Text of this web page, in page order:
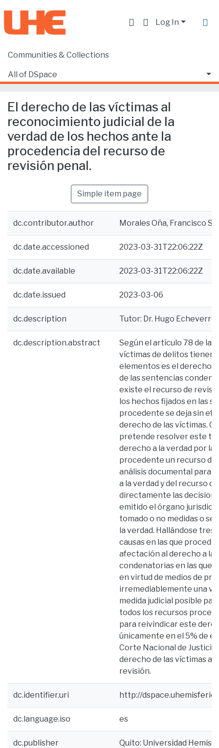
Log In
Communities & Collections
All of DSpace
Home
Facultad de Derecho
El derecho de las víctimas al reconocimiento judicial de la verdad de los hechos ante la procedencia del recurso de revisión penal.
El derecho de las víctimas al
reconocimiento judicial de la
verdad de los hechos ante la
procedencia del recurso de
revisión penal.
Simple item page
dc.contributor.author Morales Oña, Francisco
dc.date.accessioned 2023-03-31T22:06:22Z
dc.date.available 2023-03-31T22:06:22Z
dc.date.issued 2023-03-06
dc.description Tutor: Dr. Hugo
dc.description.abstract
Según el artículo 78 de la
víctimas de delitos tienen
elementos es el derecho a
de las sentencias
existe el recurso de
los hechos fijados en las
procedente se deja sin
derecho de las víctimas.
pretende resolver este
derecho a la verdad por la
procedente un recurso de
análisis documental para
a la verdad y del recurso
directamente las
emitido el órgano
tomado o no medidas o
la verdad. Hallándose
causas en las que
afectación al derecho a la
condenatorias en las que
en virtud de medios de
irremediablemente una
medida judicial posible
todos los recursos
para reivindicar este
únicamente en el 5% de
Corte Nacional de
derecho de las víctimas a
revisión.
dc.identifier.uri http://
dc.language.iso es
dc.publisher Quito: Universidad